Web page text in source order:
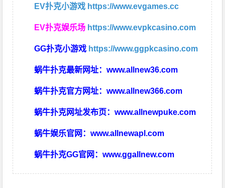
EV扑克小游戏 https://www.evgames.cc
EV扑克娱乐场 https://www.evpkcasino.com
GG扑克小游戏 https://www.ggpkcasino.com
蜗牛扑克最新网址：www.allnew36.com
蜗牛扑克官方网址：www.allnew366.com
蜗牛扑克网址发布页：www.allnewpuke.com
蜗牛娱乐官网：www.allnewapl.com
蜗牛扑克GG官网：www.ggallnew.com